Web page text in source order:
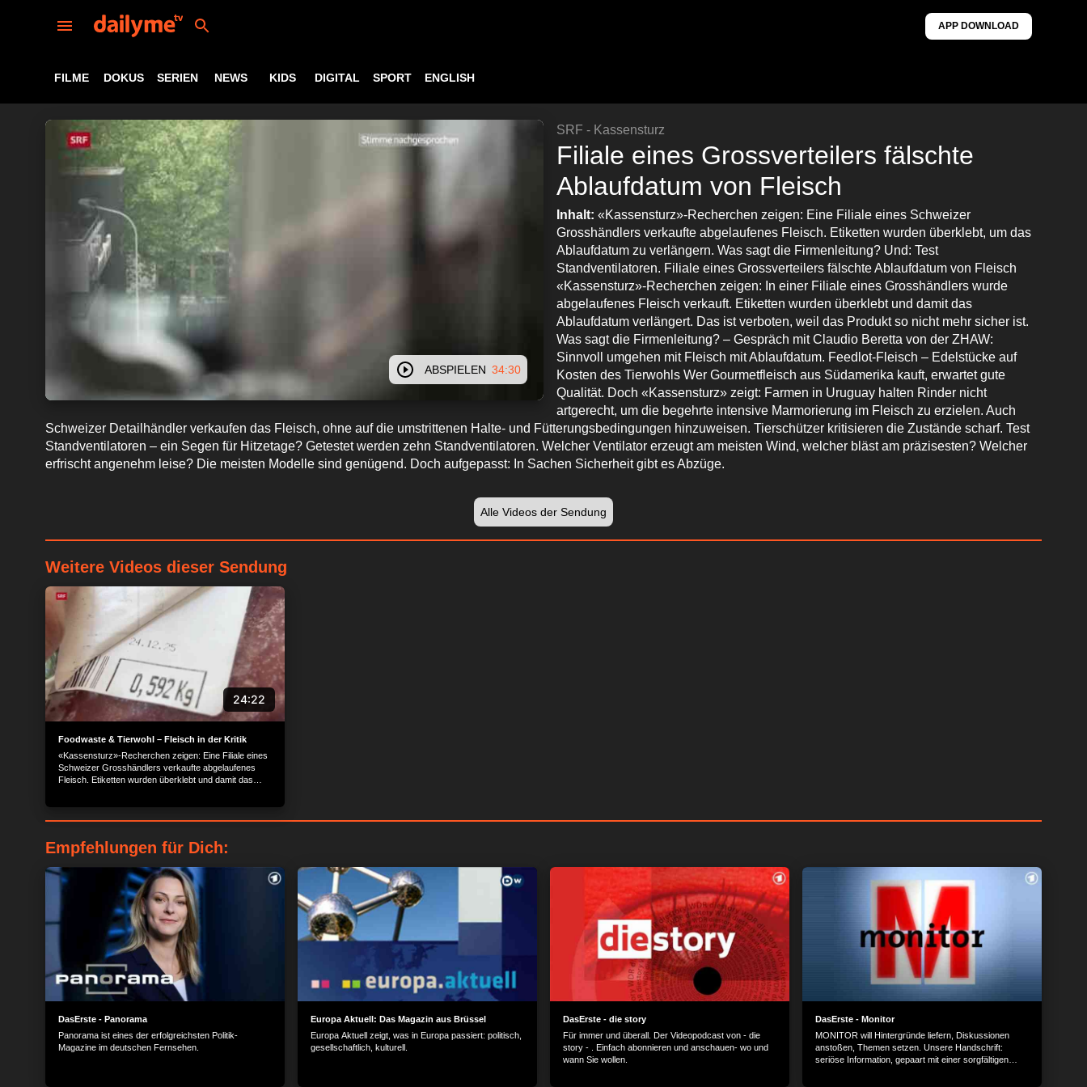
APP DOWNLOAD
FILME DOKUS SERIEN NEWS KIDS DIGITAL SPORT ENGLISH
ABSPIELEN 34:30
SRF - Kassensturz
Filiale eines Grossverteilers fälschte
Ablaufdatum von Fleisch
Inhalt: «Kassensturz»-Recherchen zeigen: Eine Filiale eines Schweizer
Grosshändlers verkaufte abgelaufenes Fleisch. Etiketten wurden überklebt, um das
Ablaufdatum zu verlängern. Was sagt die Firmenleitung? Und: Test
Standventilatoren. Filiale eines Grossverteilers fälschte Ablaufdatum von Fleisch
«Kassensturz»-Recherchen zeigen: In einer Filiale eines Grosshändlers wurde
abgelaufenes Fleisch verkauft. Etiketten wurden überklebt und damit das
Ablaufdatum verlängert. Das ist verboten, weil das Produkt so nicht mehr sicher ist.
Was sagt die Firmenleitung? – Gespräch mit Claudio Beretta von der ZHAW:
Sinnvoll umgehen mit Fleisch mit Ablaufdatum. Feedlot-Fleisch – Edelstücke auf
Kosten des Tierwohls Wer Gourmetfleisch aus Südamerika kauft, erwartet gute
Qualität. Doch «Kassensturz» zeigt: Farmen in Uruguay halten Rinder nicht
artgerecht, um die begehrte intensive Marmorierung im Fleisch zu erzielen. Auch
Schweizer Detailhändler verkaufen das Fleisch, ohne auf die umstrittenen Halte- und Fütterungsbedingungen hinzuweisen. Tierschützer kritisieren die Zustände scharf. Test
Standventilatoren – ein Segen für Hitzetage? Getestet werden zehn Standventilatoren. Welcher Ventilator erzeugt am meisten Wind, welcher bläst am präzisesten? Welcher
erfrischt angenehm leise? Die meisten Modelle sind genügend. Doch aufgepasst: In Sachen Sicherheit gibt es Abzüge.
Alle Videos der Sendung
Weitere Videos dieser Sendung
24:22
Foodwaste & Tierwohl – Fleisch in der Kritik
«Kassensturz»-Recherchen zeigen: Eine Filiale eines
Schweizer Grosshändlers verkaufte abgelaufenes
Fleisch. Etiketten wurden überklebt und damit das
begehrte Marmorierung im Fleisch zu erzielen. Auch
Schweizer Detailhändler verkaufen das Fleisch, ohne
Fütterungsbedingungen hinzuweisen. Tierschützer
kritisieren die Zustände scharf.
Empfehlungen für Dich:
DasErste - Panorama
Panorama ist eines der erfolgreichsten Politik-
Magazine im deutschen Fernsehen.
Europa Aktuell: Das Magazin aus Brüssel
Europa Aktuell zeigt, was in Europa passiert: politisch,
gesellschaftlich, kulturell.
DasErste - die story
Für immer und überall. Der Videopodcast von - die
story - . Einfach abonnieren und anschauen- wo und
wann Sie wollen.
DasErste - Monitor
MONITOR will Hintergründe liefern, Diskussionen
anstoßen, Themen setzen. Unsere Handschrift:
seriöse Information, gepaart mit einer sorgfältigen